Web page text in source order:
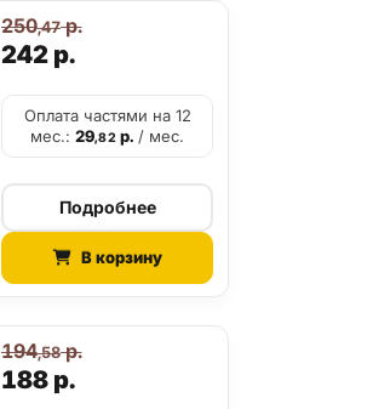
242р.
250,47р.
Оплата частями на 12
мес.:29,82р./ мес.
Подробнее
В корзину
188р.
194,58р.